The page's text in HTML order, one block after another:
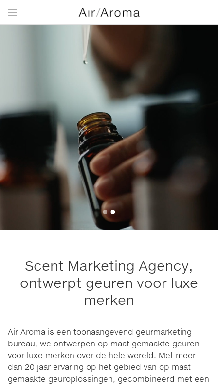
Scent Marketing Agency,
ontwerpt geuren voor luxe
merken
Air Aroma is een toonaangevend geurmarketing
bureau, we ontwerpen op maat gemaakte geuren
voor luxe merken over de hele wereld. Met meer
dan 20 jaar ervaring op het gebied van op maat
gemaakte geuroplossingen, gecombineerd met een